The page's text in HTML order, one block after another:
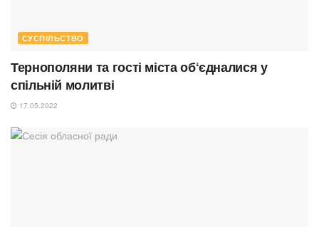
СУСПІЛЬСТВО
Тернополяни та гості міста об‘єдналися у
спільній молитві
17.05.2022